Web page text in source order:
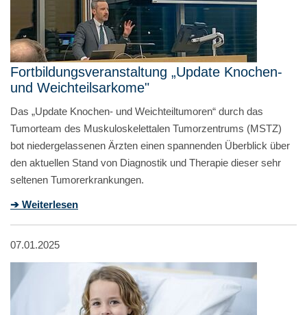
Fortbildungsveranstaltung „Update Knochen-
und Weichteilsarkome"
Das „Update Knochen- und Weichteiltumoren“ durch das
Tumorteam des Muskuloskelettalen Tumorzentrums (MSTZ)
bot niedergelassenen Ärzten einen spannenden Überblick über
den aktuellen Stand von Diagnostik und Therapie dieser sehr
seltenen Tumorerkrankungen.
➔ Weiterlesen
07.01.2025